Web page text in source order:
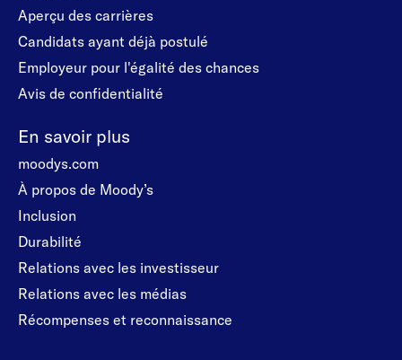
Aperçu des carrières
Candidats ayant déjà postulé
Employeur pour l'égalité des chances
Avis de confidentialité
En savoir plus
moodys.com
À propos de Moody’s
Inclusion
Durabilité
Relations avec les investisseur
Relations avec les médias
Récompenses et reconnaissance